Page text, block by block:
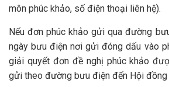
môn phúc khảo, số điện thoại liên hệ).
Nếu đơn phúc khảo gửi qua đường
ngày bưu điện nơi gửi đóng dấu vào
giải quyết đơn đề nghị phúc khảo
gửi theo đường bưu điện đến Hội đồng